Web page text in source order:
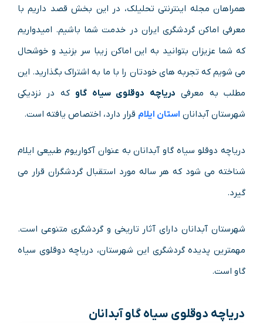
همراهان مجله اینترنتی تحلیلک، در این بخش قصد داریم با
معرفی اماکن گردشگری ایران در خدمت شما باشیم. امیدواریم
که شما عزیزان بتوانید به این اماکن زیبا سر بزنید و خوشحال
می شویم که تجربه های خودتان را با ما به اشتراک بگذارید. این
مطلب به معرفی دریاچه دوقلوی سیاه گاو که در نزدیکی
شهرستان آبدانان استان ایلام قرار دارد، اختصاص یافته است.
دریاچه دوقلو سیاه گاو آبدانان به عنوان آکواریوم طبیعی ایلام
شناخته می شود که هر ساله مورد استقبال گردشگران قرار می
گیرد.
شهرستان آبدانان دارای آثار تاریخی و گردشگری متنوعی است.
مهمترین پدیده گردشگری این شهرستان، دریاچه دوقلوی سیاه
گاو است.
دریاچه دوقلوی سیاه گاو آبدانان